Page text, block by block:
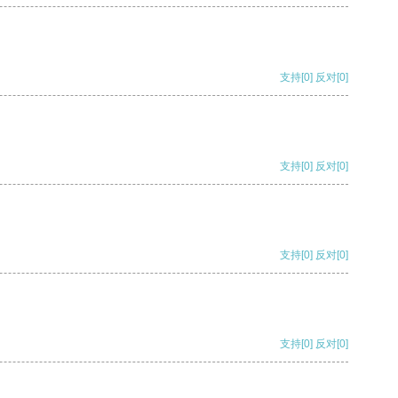
支持[0] 反对[0]
支持[0] 反对[0]
支持[0] 反对[0]
支持[0] 反对[0]